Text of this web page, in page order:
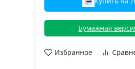
Бумажная
Избранное